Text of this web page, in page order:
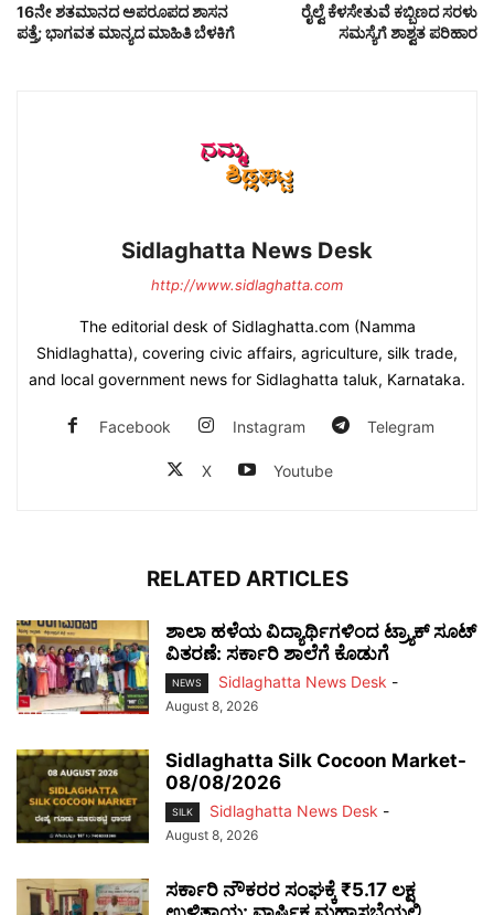
16ನೇ ಶತಮಾನದ ಅಪರೂಪದ ಶಾಸನ
ಪತ್ತೆ; ಭಾಗವತ ಮಾನ್ಯದ ಮಾಹಿತಿ ಬೆಳಕಿಗೆ
ರೈಲ್ವೆ ಕೆಳಸೇತುವೆ ಕಬ್ಬಿಣದ ಸರಳು
ಸಮಸ್ಯೆಗೆ ಶಾಶ್ವತ ಪರಿಹಾರ
Sidlaghatta News Desk
http://www.sidlaghatta.com
The editorial desk of Sidlaghatta.com (Namma
Shidlaghatta), covering civic affairs, agriculture, silk trade,
and local government news for Sidlaghatta taluk, Karnataka.
Facebook Instagram Telegram
X Youtube
RELATED ARTICLES
ಶಾಲಾ ಹಳೆಯ ವಿದ್ಯಾರ್ಥಿಗಳಿಂದ ಟ್ರ್ಯಾಕ್‌ ಸೂಟ್
ವಿತರಣೆ: ಸರ್ಕಾರಿ ಶಾಲೆಗೆ ಕೊಡುಗೆ
NEWS Sidlaghatta News Desk -
August 8, 2026
Sidlaghatta Silk Cocoon Market-
08/08/2026
SILK Sidlaghatta News Desk -
August 8, 2026
ಸರ್ಕಾರಿ ನೌಕರರ ಸಂಘಕ್ಕೆ ₹5.17 ಲಕ್ಷ